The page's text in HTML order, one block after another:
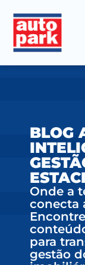
BLOG
Onde a
conecta
para
gestão